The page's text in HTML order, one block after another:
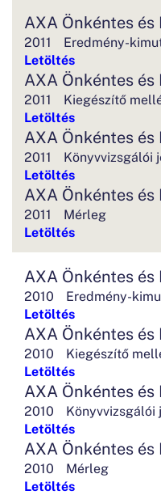
AXA Önkéntes
2011
Eredmény-
Letöltés
AXA Önkéntes
2011
Kiegészítő
Letöltés
AXA Önkéntes
2011
Könyvvizsgálói
Letöltés
AXA Önkéntes
2011
Mérleg
Letöltés
AXA Önkéntes
2010
Eredmény-
Letöltés
AXA Önkéntes
2010
Kiegészítő
Letöltés
AXA Önkéntes
2010
Könyvvizsgálói
Letöltés
AXA Önkéntes
2010
Mérleg
Letöltés